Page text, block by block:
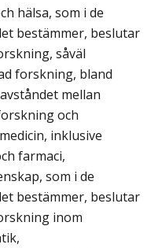
hälsa, som i de
bestämmer, beslutar
såväl
forskning, bland
mellan
och
inklusive
farmaci,
som i de
bestämmer, beslutar
inom